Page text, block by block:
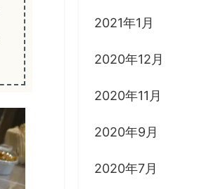
2021年1月
2020年12月
2020年11月
2020年9月
2020年7月